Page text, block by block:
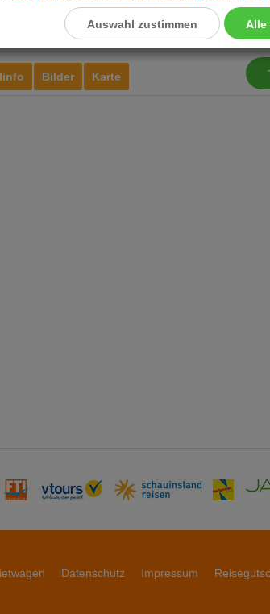
Alle
Auswahl zustimmen
Bilder Karte
Datenschutz Impressum